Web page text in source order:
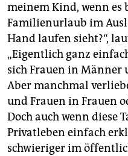
meinem Kind, wenn es
Familienurlaub im
Hand laufen sieht?“,
„Eigentlich ganz
sich Frauen in Männer
Aber manchmal
und Frauen in Frauen
Doch auch wenn diese
Privatleben einfach
schwieriger im